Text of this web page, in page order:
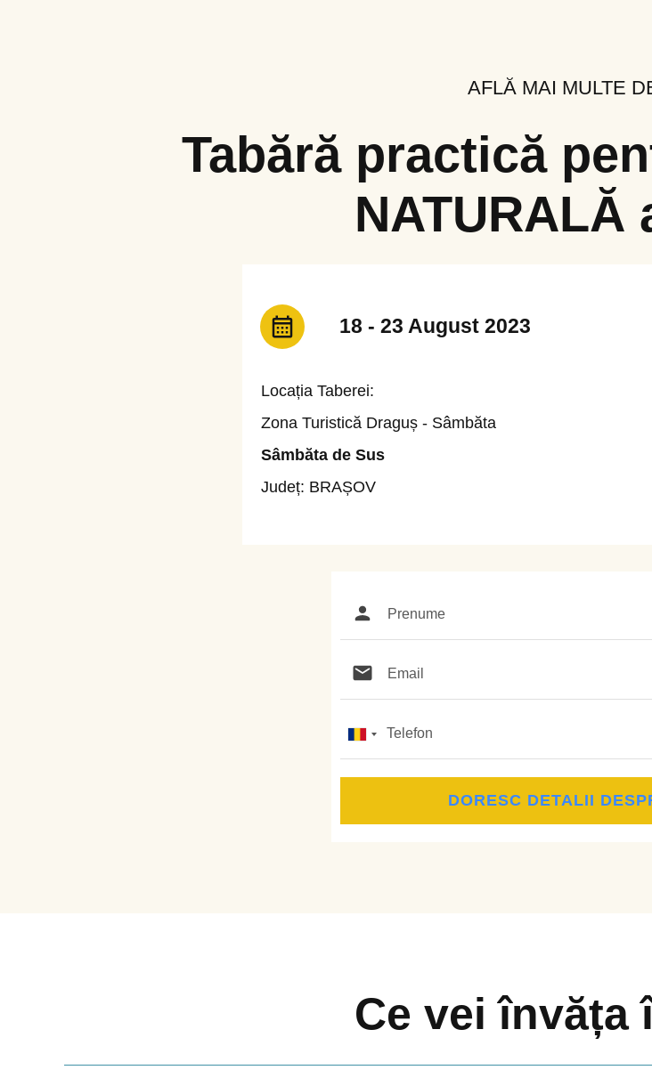
AFLĂ MAI MULTE
Tabără practică
NATURALĂ
18 - 23 August 2023
Locația Taberei:
Zona Turistică Draguș - Sâmbăta
Sâmbăta de Sus
JUdeț: BRAȘOV
DORESC DETALII
Ce vei învăța